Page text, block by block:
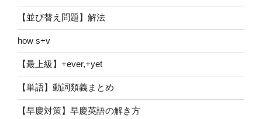
【並び替え問題】解法
how s+v
【最上級】+ever,+yet
【単語】動詞類義まとめ
【早慶対策】早慶英語の解き方